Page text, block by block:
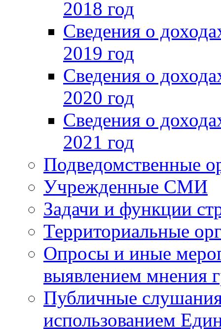
2018 год
Сведения о
2019 год
Сведения о
2020 год
Сведения о
2021 год
Подведомственные
Учрежденные СМИ
Задачи и функции
Территориальные
Опросы и иные
выявлением мнения
Публичные
использованием